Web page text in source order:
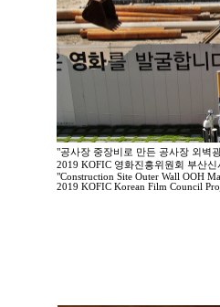
"공사장 중장비로 만든 공사장 외벽
2019 KOFIC 영화진흥위원회 부산
"Construction Site Outer Wall OOH
2019 KOFIC Korean Film Council